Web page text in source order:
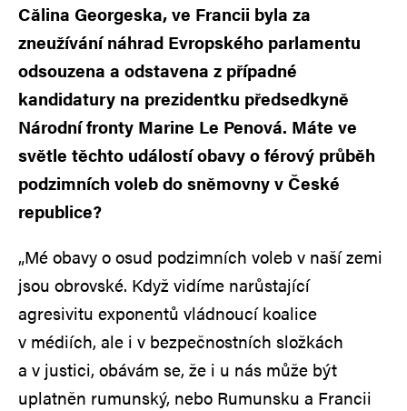
Călina Georgeska, ve Francii byla za
zneužívání náhrad Evropského parlamentu
odsouzena a odstavena z případné
kandidatury na prezidentku předsedkyně
Národní fronty Marine Le Penová. Máte ve
světle těchto událostí obavy o férový průběh
podzimních voleb do sněmovny v České
republice?
„Mé obavy o osud podzimních voleb v naší zemi
jsou obrovské. Když vidíme narůstající
agresivitu exponentů vládnoucí koalice
v médiích, ale i v bezpečnostních složkách
a v justici, obávám se, že i u nás může být
uplatněn rumunský, nebo Rumunsku a Francii